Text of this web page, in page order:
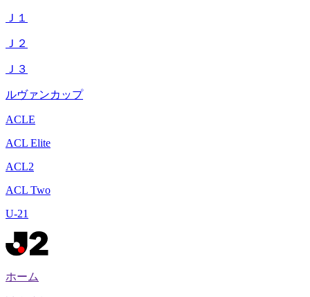
Ｊ１
Ｊ２
Ｊ３
ルヴァンカップ
ACLE
ACL Elite
ACL2
ACL Two
U-21
ホーム